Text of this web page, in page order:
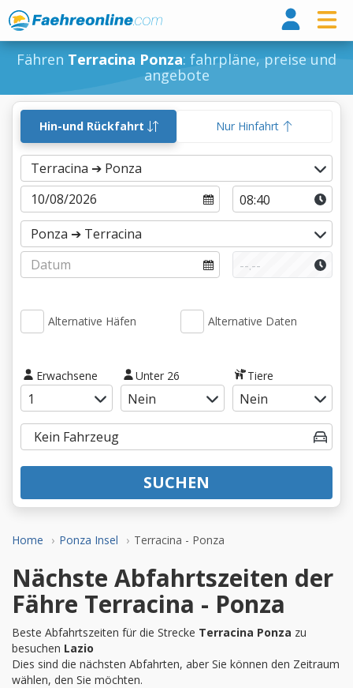
Fähren Terracina Ponza: fahrpläne, preise und
angebote
Home Ponza Insel Terracina - Ponza
Hin-und Rückfahrt Nur Hinfahrt
Alternative Häfen Alternative Daten
Erwachsene Unter 26 Tiere
SUCHEN
Nächste Abfahrtszeiten der
Fähre Terracina - Ponza
Beste Abfahrtszeiten für die Strecke Terracina Ponza zu
besuchen Lazio
Dies sind die nächsten Abfahrten, aber Sie können den Zeitraum
wählen, den Sie möchten.